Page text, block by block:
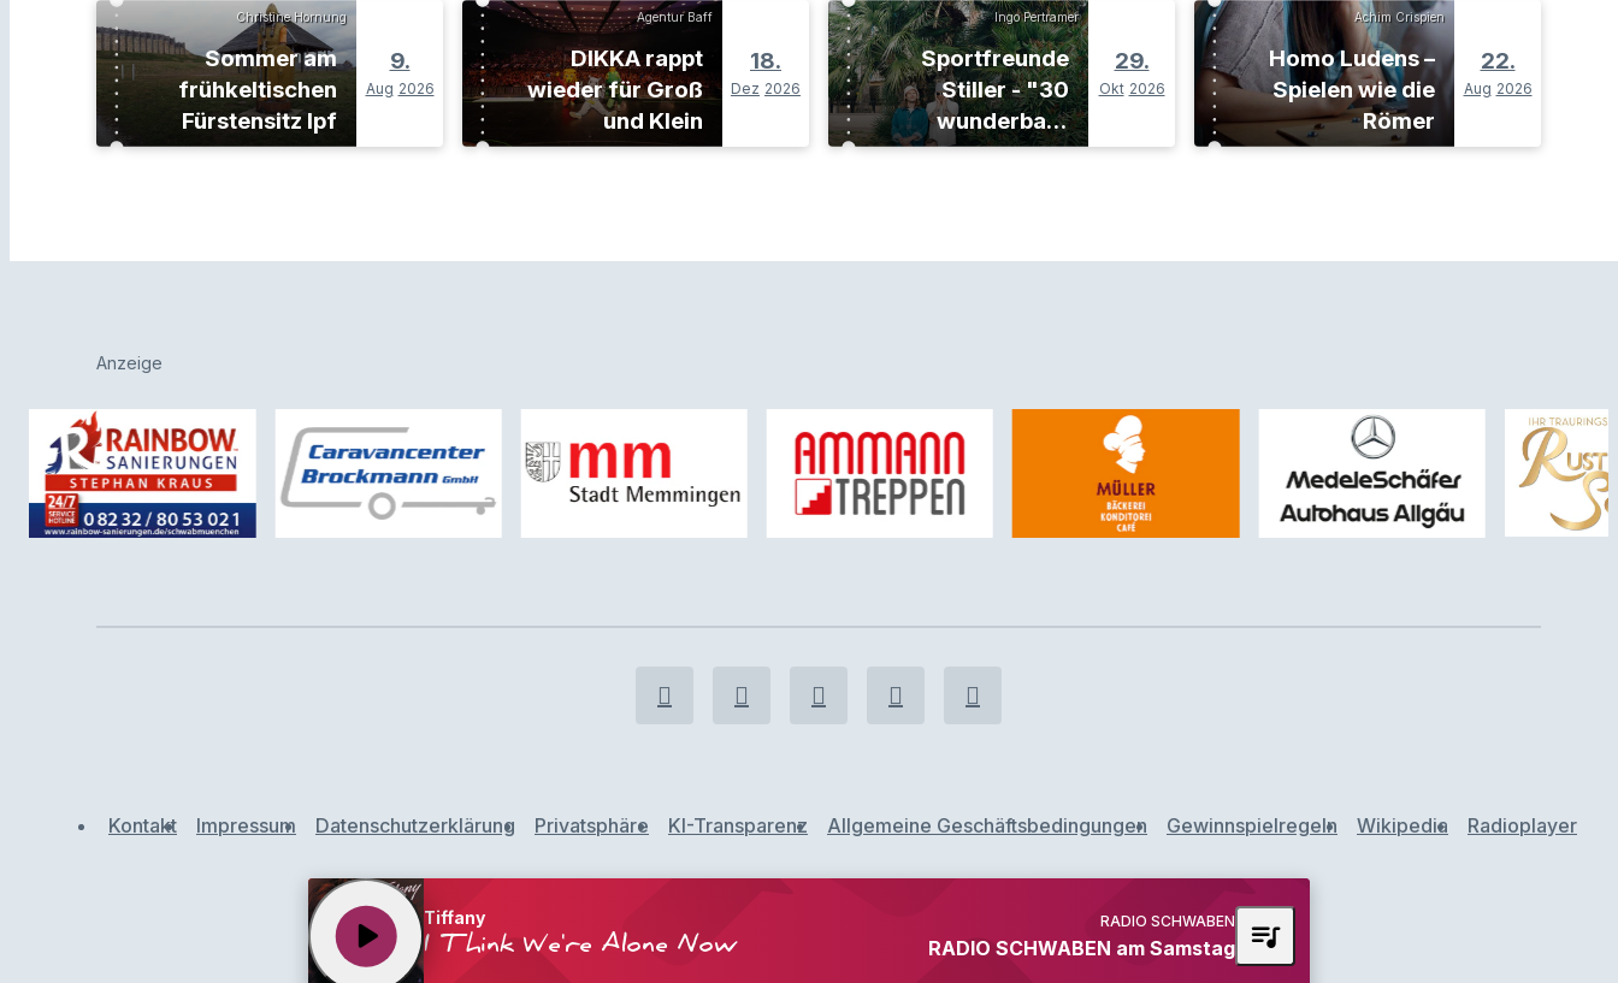
Christine Hornung
Sommer am
frühkeltischen
Fürstensitz Ipf
9.
Aug 2026
Agentur Baff
DIKKA rappt
wieder für Groß
und Klein
18.
Dez 2026
Ingo Pertramer
Sportfreunde
Stiller - "30
wunderbare
Jahre"-Tour
29.
Okt 2026
Achim Crispien
Homo Ludens –
Spielen wie die
Römer
22.
Aug 2026
Anzeige
Kontakt Impressum Datenschutzerklärung Privatsphäre KI-Transparenz Allgemeine Geschäftsbedingungen Gewinnspielregeln Wikipedia Radioplayer
Tiffany
I Think We're Alone Now
play_arrow RADIO SCHWABEN am Samstag
RADIO SCHWABEN queue_music